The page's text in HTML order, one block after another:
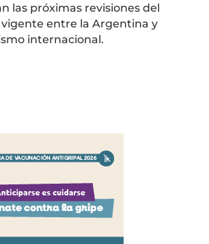
las próximas revisiones del
entre la Argentina y
internacional.